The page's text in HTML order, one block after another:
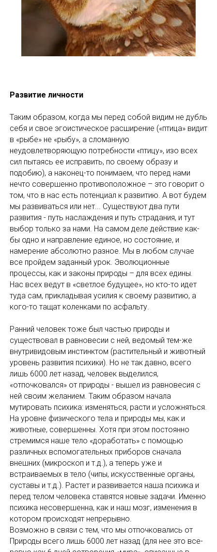
Развитие личности
Таким образом, когда мы перед собой видим не дубль
себя и свое эгоистическое расширение («птица» видит
в «рыбе» не «рыбу», а сломанную
неудовлетворяющую потребности «птицу», изо всех
сил пытаясь ее исправить, по своему образу и
подобию), а наконец-то понимаем, что перед нами
нечто совершенно противоположное – это говорит о
том, что в нас есть потенциал к развитию. А вот будем
мы развиваться или нет... Существуют два пути
развития - путь наслаждения и путь страдания, и тут
выбор только за нами. На самом деле действие как-
бы одно и направление единое, но состояние, и
намерение абсолютно разное. Мы в любом случае
все пройдем заданный урок. Эволюционные
процессы, как и законы природы – для всех едины.
Нас всех ведут в «светлое будущее», но кто-то идет
туда сам, прикладывая усилия к своему развитию, а
кого-то тащат коленками по асфальту.
Ранний человек тоже был частью природы и
существовал в равновесии с ней, ведомый тем-же
внутривидовым инстинктом (растительный и животный
уровень развития психики). Но не так давно, всего
лишь 6000 лет назад, человек выделился,
«отпочковался» от природы - вышел из равновесия с
ней своим желанием. Таким образом начала
мутировать психика: изменяться, расти и усложняться.
На уровне физического тела и природы мы, как и
животные, совершенны. Хотя при этом постоянно
стремимся наше тело «доработать» с помощью
различных вспомогательных приборов сначала
внешних (микроскоп и т.д.), а теперь уже и
встраиваемых в тело (чипы, искусственные органы,
суставы и т.д.). Растет и развивается наша психика и
перед телом человека ставятся новые задачи. Именно
психика несовершенна, как и наш мозг, изменения в
котором происходят непрерывно.
Возможно в связи с тем, что мы отпочковались от
Природы всего лишь 6000 лет назад (для нее это все-